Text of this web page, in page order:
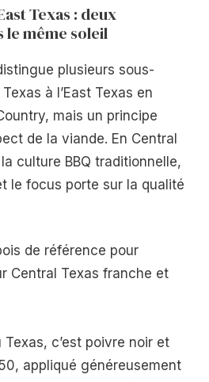
Texas : deux
le même soleil
plusieurs sous-
à l’East Texas en
mais un principe
de la viande. En Central
culture BBQ traditionnelle,
le focus porte sur la qualité
de référence pour
Central Texas franche et
c’est poivre noir et
appliqué généreusement